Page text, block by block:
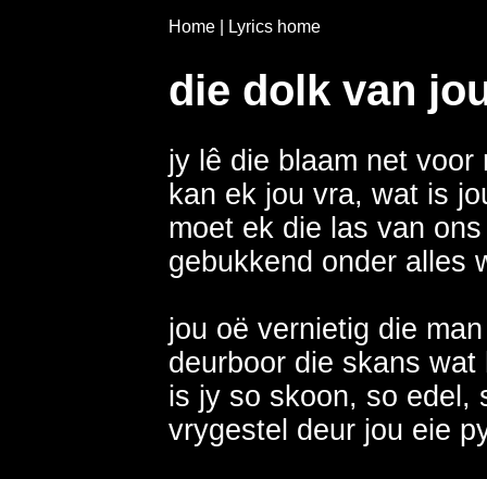
Home Lyrics home
die dolk van
jy lê die blaam net voor
kan ek jou vra, wat is
moet ek die las van
gebukkend onder alles
jou oë vernietig die
deurboor die skans wat
is jy so skoon, so edel,
vrygestel deur jou eie